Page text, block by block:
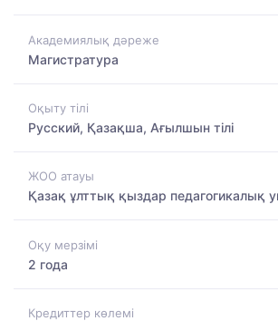
Академиялық дәреже
Магистратура
Оқыту тілі
Русский, Қазақша, Ағылшын тілі
ЖОО атауы
Қазақ ұлттық қыздар педагогикалық
Оқу мерзімі
2 года
Кредиттер көлемі